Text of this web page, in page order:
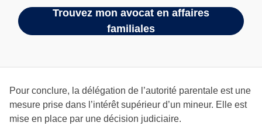
Trouvez mon avocat en affaires
familiales
Pour conclure, la délégation de l’autorité parentale est une
mesure prise dans l’intérêt supérieur d’un mineur. Elle est
mise en place par une décision judiciaire.